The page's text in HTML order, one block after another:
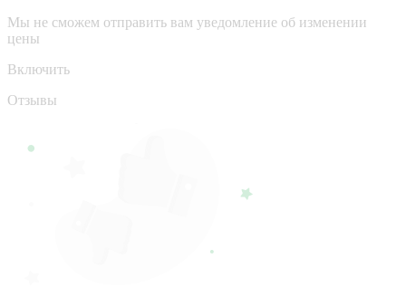
Мы не сможем отправить вам уведомление об изменении
цены
Включить
Отзывы